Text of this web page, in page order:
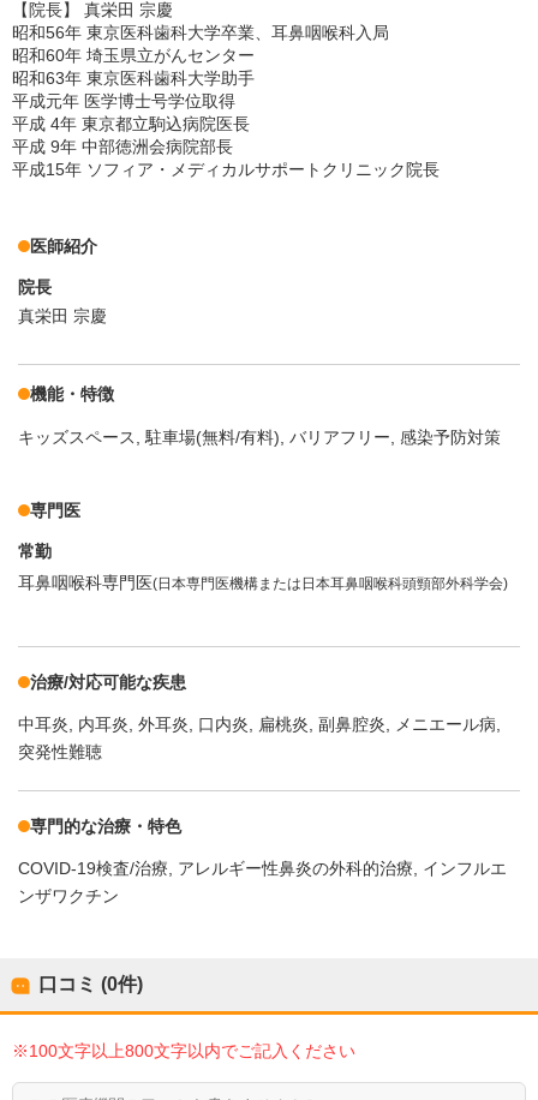
【院長】 真栄田 宗慶
昭和56年 東京医科歯科大学卒業、耳鼻咽喉科入局
昭和60年 埼玉県立がんセンター
昭和63年 東京医科歯科大学助手
平成元年 医学博士号学位取得
平成 4年 東京都立駒込病院医長
平成 9年 中部徳洲会病院部長
平成15年 ソフィア・メディカルサポートクリニック院長
医師紹介
院長
真栄田 宗慶
機能・特徴
キッズスペース 駐車場(無料/有料) バリアフリー 感染予防対策
専門医
常勤
耳鼻咽喉科専門医(日本専門医機構または日本耳鼻咽喉科頭頸部外科学会)
治療/対応可能な疾患
中耳炎 内耳炎 外耳炎 口内炎 扁桃炎 副鼻腔炎
メニエール病
突発性難聴
専門的な治療・特色
COVID-19検査/治療 アレルギー性鼻炎の外科的治療
インフルエ
ンザワクチン
口コミ (0件)
※100文字以上800文字以内でご記入ください